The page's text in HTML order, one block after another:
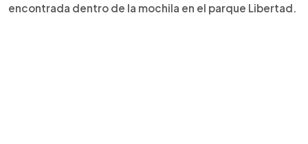
encontrada dentro de la mochila en el parque Libertad.